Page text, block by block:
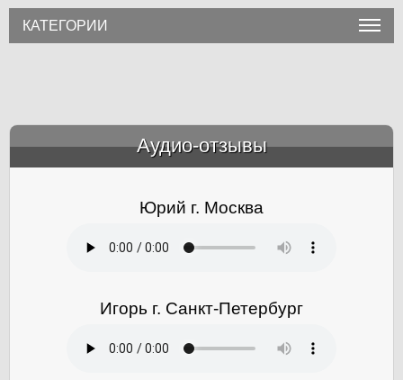
КАТЕГОРИИ
Аудио-отзывы
Юрий г. Москва
Игорь г. Санкт-Петербург